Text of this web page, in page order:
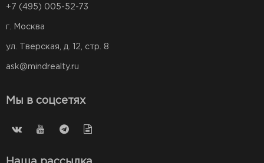
+7 (495) 005-52-73
г. Москва
ул. Тверская, д. 12, стр. 8
ask@mindrealty.ru
Мы в соцсетях